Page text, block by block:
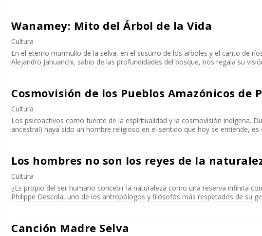
Wanamey: Mito del Árbol de la Vida
Cultura
En el eterno murmullo de la selva, en el susurro de los arboles y el canto de
Alejandro Jahuanchi, sabio de las profundidades del bosque, nos regala su
Cosmovisión de los Pueblos Amazónicos de
Cultura
Los psicoactivos como fuente de la espiritualidad y la cosmovisión indígena.
ancestral) haya sido un hombre religioso en el sentido que hoy se entiende,
Los hombres no son los reyes de la
Cultura
¿Es propio del ser humano concebir la naturaleza como una reserva infinita
Philippe Descola, uno de los antropólogos y filósofos más respetados de su
Canción Madre Selva